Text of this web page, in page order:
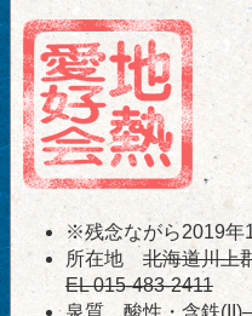
※残念ながら2019年
所在地北海道川上
EL 015-483-2411
泉質 酸性・含鉄